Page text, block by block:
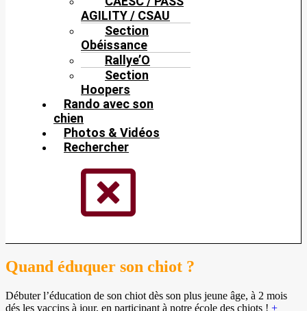
AGILITY / CSAU
Section
Obéissance
Rallye’O
Section
Hoopers
Rando avec son
chien
Photos & Vidéos
Rechercher
Quand éduquer son chiot ?
Débuter l’éducation de son chiot dès son plus jeune âge, à 2 mois
dés les vaccins à jour, en participant à notre école des chiots ! +